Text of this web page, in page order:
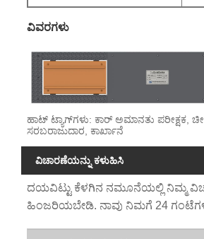
ವಿವರಗಳು
ಹಾಟ್ ಟ್ಯಾಗ್‌ಗಳು: ಕಾರ್ ಅಮಾನತು ಪರೀಕ್ಷಕ,
ಸರಬರಾಜುದಾರ, ಕಾರ್ಖಾನೆ
ವಿಚಾರಣೆಯನ್ನು ಕಳುಹಿಸಿ
ದಯವಿಟ್ಟು ಕೆಳಗಿನ ನಮೂನೆಯಲ್ಲಿ ನಿಮ್ಮ
ಹಿಂಜರಿಯಬೇಡಿ. ನಾವು ನಿಮಗೆ 24